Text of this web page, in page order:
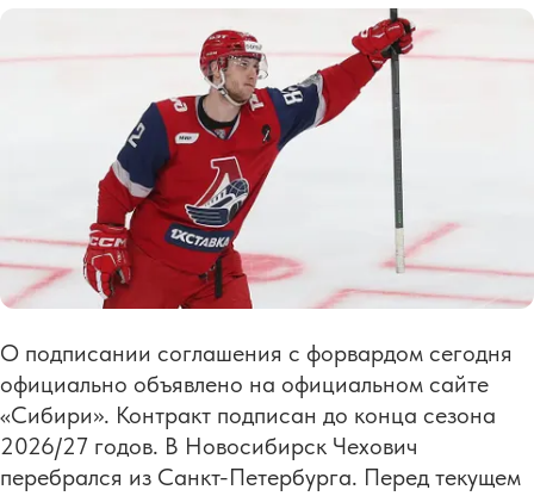
О подписании соглашения с форвардом сегодня
официально объявлено на официальном сайте
«Сибири». Контракт подписан до конца сезона
2026/27 годов. В Новосибирск Чехович
перебрался из Санкт-Петербурга. Перед текущем